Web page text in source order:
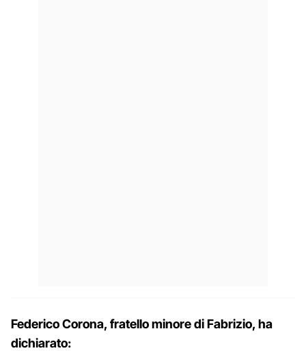
Federico Corona, fratello minore di Fabrizio, ha
dichiarato: